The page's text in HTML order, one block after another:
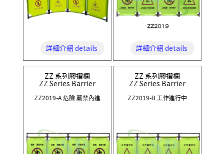
詳細介紹 details 詳細介紹 details
ZZ 系列膠摺欄
ZZ Series Barrier
ZZ2019-A 危險 嚴禁內進
ZZ 系列膠摺欄
ZZ Series Barrier
ZZ2019-B 工作進行中